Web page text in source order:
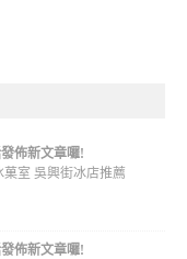
佈新文章囉!
菓室 吳興街冰店推薦
佈新文章囉!